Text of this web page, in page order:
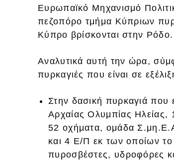
Ευρωπαϊκό Μηχανισμό
πεζοπόρο τμήμα Κύπριων
Κύπρο βρίσκονται στην Ρόδο.
Αναλυτικά αυτή την ώρα,
πυρκαγιές που είναι σε
Στην δασική πυρκαγιά που
Αρχαίας Ολυμπίας
52 οχήματα, ομάδα
και 4 Ε/Π εκ των οποίων
πυροσβέστες, υδροφόρες